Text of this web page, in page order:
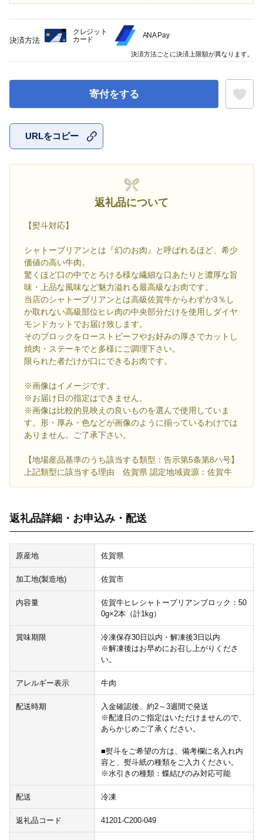
寄付をする
URLをコピー
返礼品について
【熨斗対応】
シャトーブリアンとは『幻のお肉』と呼ばれるほど、希少
価値の高い牛肉。
驚くほど口の中でとろける様な繊細な口あたりと濃厚な旨
味・上品な風味など魅力溢れる最高級なお肉です。
当店のシャトーブリアンとは高級佐賀牛からわずか3％し
か取れない高級部位ヒレ肉の中央部分だけを使用しダイヤ
モンドカットでお届け致します。
そのブロックをローストビーフやお好みの厚さでカットし
焼肉・ステーキでと多様にご調理下さい。
限られた者だけが口にできるお肉です。
※画像はイメージです。
※お届け日の指定はできません。
※画像は比較的見映えの良いものを選んで使用していま
す。形・厚み・色などが画像のように揃っているわけでは
ありません。ご了承下さい。
【地場産品基準のうち該当する類型：告示第5条第8ハ号】
上記類型に該当する理由 佐賀県 認定地域資源：佐賀牛
返礼品詳細・お申込み・配送
原産地 佐賀県
加工地(製造地) 佐賀市
内容量
佐賀牛ヒレシャトーブリアンブロック：50
0g×2本（計1kg）
賞味期限
冷凍保存30日以内・解凍後3日以内
※解凍後はお早めにお召し上がりくださ
い。
アレルギー表示 牛肉
配送時期
入金確認後、約2～3週間で発送
※配達日のご指定はいただけませんので、
あらかじめご了承ください。
■熨斗をご希望の方は、備考欄に名入れ内
容と、熨斗紙の種類をご入力ください。
※水引きの種類：蝶結びのみ対応可能
配送 冷凍
返礼品コード 41201-C200-049
決済方法
クレジット
カード
ANA Pay
決済方法ごとに決済上限額が異なります。